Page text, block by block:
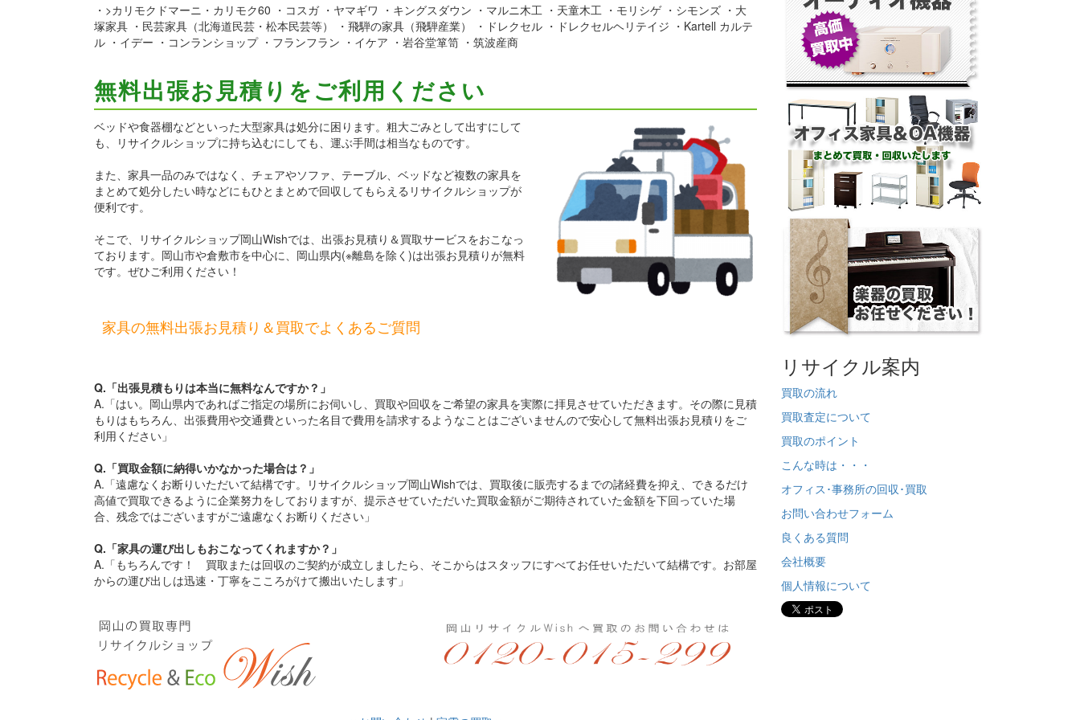
・>カリモクドマーニ・カリモク60 ・コスガ ・ヤマギワ ・キングスダウン ・マルニ木工 ・天童木工 ・モリシゲ ・シモンズ ・大
塚家具 ・民芸家具（北海道民芸・松本民芸等） ・飛騨の家具（飛騨産業） ・ドレクセル ・ドレクセルヘリテイジ ・Kartell カルテ
ル ・イデー ・コンランショップ ・フランフラン ・イケア ・岩谷堂箪笥 ・筑波産商
無料出張お見積りをご利用ください
ベッドや食器棚などといった大型家具は処分に困ります。粗大ごみとして出すにして
も、リサイクルショップに持ち込むにしても、運ぶ手間は相当なものです。
また、家具一品のみではなく、チェアやソファ、テーブル、ベッドなど複数の家具を
まとめて処分したい時などにもひとまとめで回収してもらえるリサイクルショップが
便利です。
そこで、リサイクルショップ岡山Wishでは、出張お見積り＆買取サービスをおこなっ
ております。岡山市や倉敷市を中心に、岡山県内(※離島を除く)は出張お見積りが無料
です。ぜひご利用ください！
家具の無料出張お見積り＆買取でよくあるご質問
Q.「出張見積もりは本当に無料なんですか？」
A.「はい。岡山県内であればご指定の場所にお伺いし、買取や回収をご希望の家具を実際に拝見させていただきます。その際に見積
もりはもちろん、出張費用や交通費といった名目で費用を請求するようなことはございませんので安心して無料出張お見積りをご
利用ください」
Q.「買取金額に納得いかなかった場合は？」
A.「遠慮なくお断りいただいて結構です。リサイクルショップ岡山Wishでは、買取後に販売するまでの諸経費を抑え、できるだけ
高値で買取できるように企業努力をしておりますが、提示させていただいた買取金額がご期待されていた金額を下回っていた場
合、残念ではございますがご遠慮なくお断りください」
Q.「家具の運び出しもおこなってくれますか？」
A.「もちろんです！ 買取または回収のご契約が成立しましたら、そこからはスタッフにすべてお任せいただいて結構です。お部屋
からの運び出しは迅速・丁寧をこころがけて搬出いたします」
リサイクル案内
買取の流れ
買取査定について
買取のポイント
こんな時は・・・
オフィス･事務所の回収･買取
お問い合わせフォーム
良くある質問
会社概要
個人情報について